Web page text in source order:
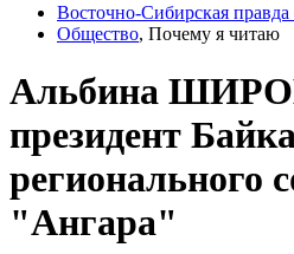
Восточно-Сибирская правда
Общество, Почему я читаю
Альбина
президент
регионального
"Ангара"